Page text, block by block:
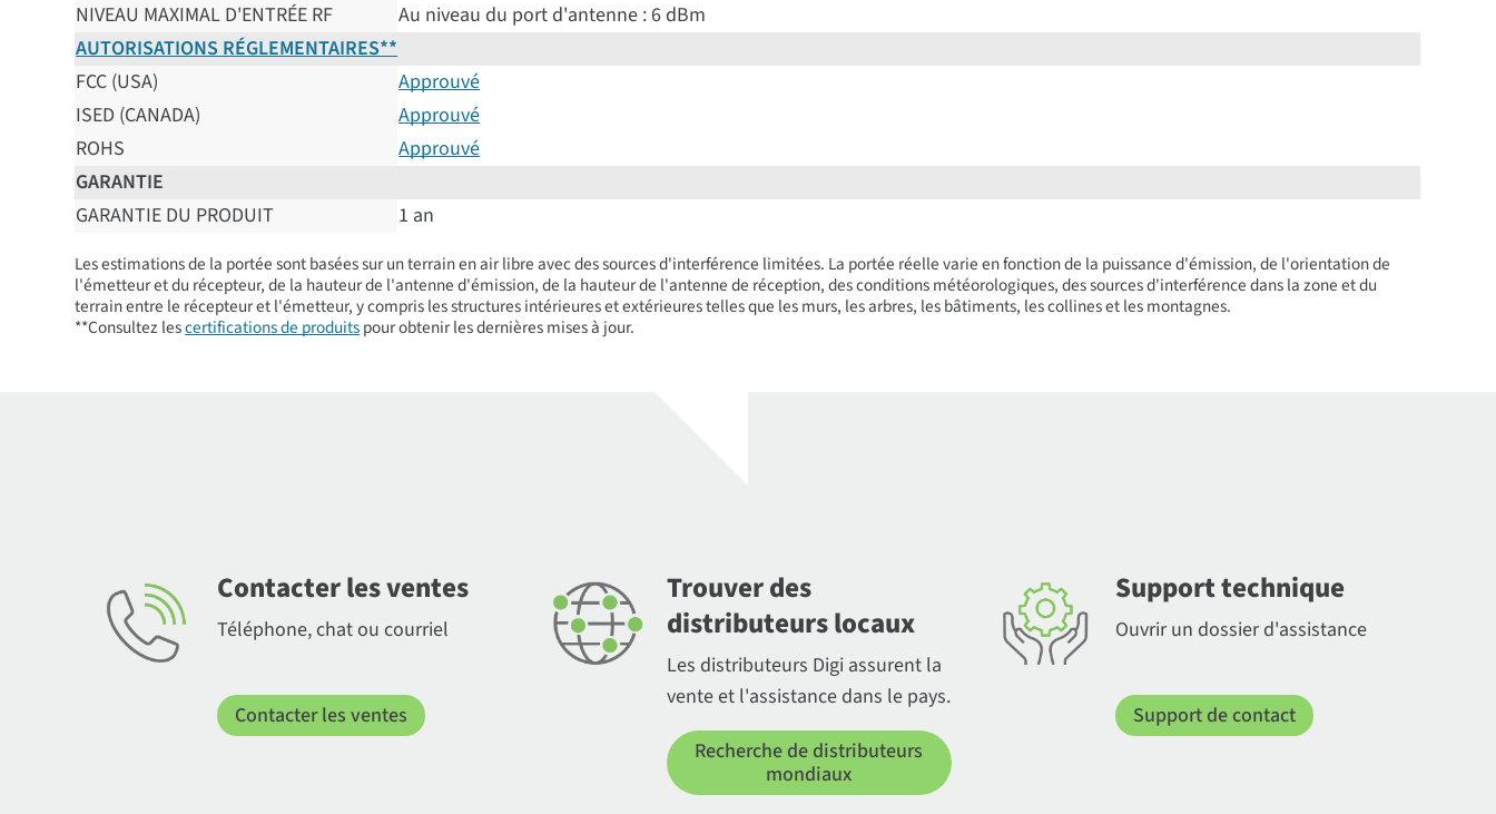
NIVEAU MAXIMAL D'ENTRÉE RF
Au niveau du port d'antenne : 6 dBm
AUTORISATIONS RÉGLEMENTAIRES**
FCC (USA)
Approuvé
ISED (CANADA)
Approuvé
ROHS
Approuvé
GARANTIE
GARANTIE DU PRODUIT
1 an
Les estimations de la portée sont basées sur un terrain en air libre avec des sources d'interférence limitées. La portée réelle varie en fonction de la puissance d'émission, de l'orientation de
l'émetteur et du récepteur, de la hauteur de l'antenne d'émission, de la hauteur de l'antenne de réception, des conditions météorologiques, des sources d'interférence dans la zone et du
terrain entre le récepteur et l'émetteur, y compris les structures intérieures et extérieures telles que les murs, les arbres, les bâtiments, les collines et les montagnes.
**Consultez lescertifications de produitspour obtenir les dernières mises à jour.
Contacter les ventes
Téléphone, chat ou courriel
Contacter les ventes
Trouver des
distributeurs locaux
Les distributeurs Digi assurent la
vente et l'assistance dans le pays.
Recherche de distributeurs
mondiaux
Support technique
Ouvrir un dossier d'assistance
Support de contact